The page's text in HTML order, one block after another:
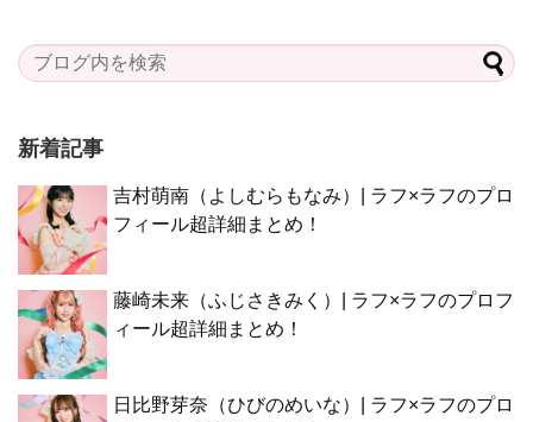
新着記事
吉村萌南（よしむらもなみ）| ラフ×ラフのプロ
フィール超詳細まとめ！
藤崎未来（ふじさきみく）| ラフ×ラフのプロフ
ィール超詳細まとめ！
日比野芽奈（ひびのめいな）| ラフ×ラフのプロ